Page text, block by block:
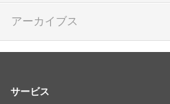
アーカイブス
サービス